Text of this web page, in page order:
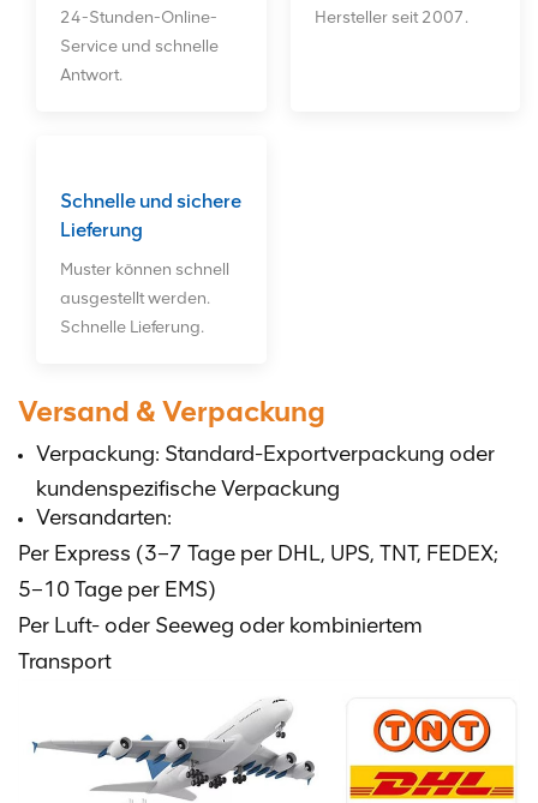
24-Stunden-Online-
Service und schnelle
Antwort.
Hersteller seit 2007.
Schnelle und sichere
Lieferung
Muster können schnell
ausgestellt werden.
Schnelle Lieferung.
Versand & Verpackung
Verpackung: Standard-Exportverpackung oder
kundenspezifische Verpackung
Versandarten:
Per Express (3–7 Tage per DHL, UPS, TNT, FEDEX;
5–10 Tage per EMS)
Per Luft- oder Seeweg oder kombiniertem
Transport